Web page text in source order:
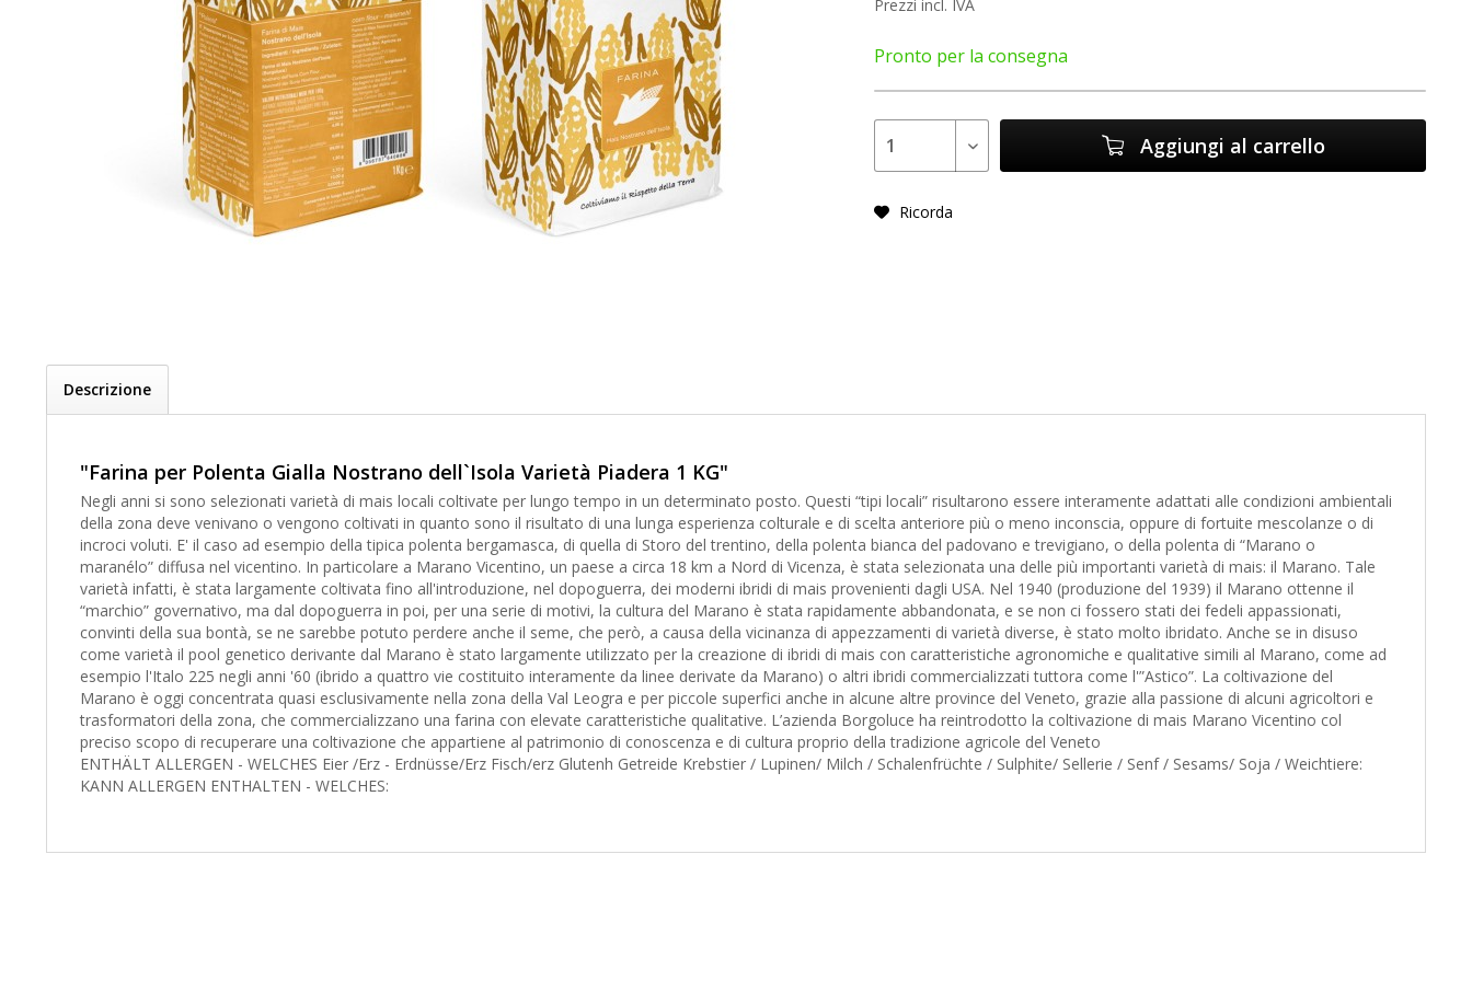
Prezzi incl. IVA
Pronto per la consegna
Aggiungi al carrello
Ricorda
Descrizione
"Farina per Polenta Gialla Nostrano dell`Isola Varietà Piadera 1 KG"
Negli anni si sono selezionati varietà di mais locali coltivate per lungo tempo in un determinato posto. Questi “tipi locali” risultarono essere interamente adattati alle condizioni ambientali
della zona deve venivano o vengono coltivati in quanto sono il risultato di una lunga esperienza colturale e di scelta anteriore più o meno inconscia, oppure di fortuite mescolanze o di
incroci voluti. E' il caso ad esempio della tipica polenta bergamasca, di quella di Storo del trentino, della polenta bianca del padovano e trevigiano, o della polenta di “Marano o
maranélo” diffusa nel vicentino. In particolare a Marano Vicentino, un paese a circa 18 km a Nord di Vicenza, è stata selezionata una delle più importanti varietà di mais: il Marano. Tale
varietà infatti, è stata largamente coltivata fino all'introduzione, nel dopoguerra, dei moderni ibridi di mais provenienti dagli USA. Nel 1940 (produzione del 1939) il Marano ottenne il
“marchio” governativo, ma dal dopoguerra in poi, per una serie di motivi, la cultura del Marano è stata rapidamente abbandonata, e se non ci fossero stati dei fedeli appassionati,
convinti della sua bontà, se ne sarebbe potuto perdere anche il seme, che però, a causa della vicinanza di appezzamenti di varietà diverse, è stato molto ibridato. Anche se in disuso
come varietà il pool genetico derivante dal Marano è stato largamente utilizzato per la creazione di ibridi di mais con caratteristiche agronomiche e qualitative simili al Marano, come ad
esempio l'Italo 225 negli anni '60 (ibrido a quattro vie costituito interamente da linee derivate da Marano) o altri ibridi commercializzati tuttora come l'”Astico”. La coltivazione del
Marano è oggi concentrata quasi esclusivamente nella zona della Val Leogra e per piccole superfici anche in alcune altre province del Veneto, grazie alla passione di alcuni agricoltori e
trasformatori della zona, che commercializzano una farina con elevate caratteristiche qualitative. L’azienda Borgoluce ha reintrodotto la coltivazione di mais Marano Vicentino col
preciso scopo di recuperare una coltivazione che appartiene al patrimonio di conoscenza e di cultura proprio della tradizione agricole del Veneto
ENTHÄLT ALLERGEN - WELCHES Eier /Erz - Erdnüsse/Erz Fisch/erz Glutenh Getreide Krebstier / Lupinen/ Milch / Schalenfrüchte / Sulphite/ Sellerie / Senf / Sesams/ Soja / Weichtiere:
KANN ALLERGEN ENTHALTEN - WELCHES: